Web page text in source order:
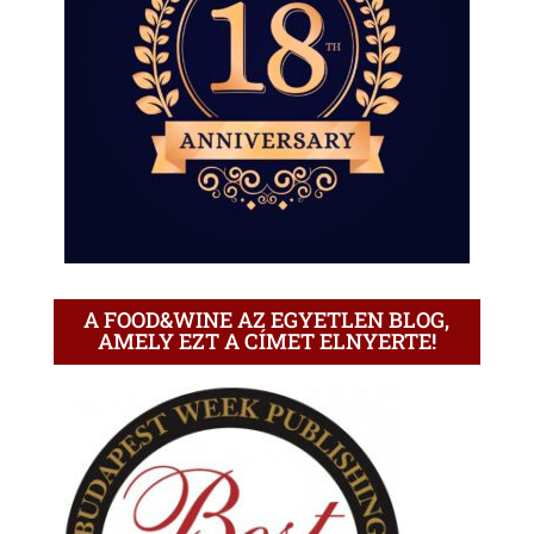
A FOOD&WINE AZ EGYETLEN BLOG,
AMELY EZT A CÍMET ELNYERTE!